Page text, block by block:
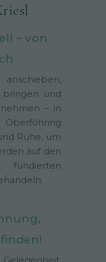
– von
und
– in
Ruhe, um
auf den